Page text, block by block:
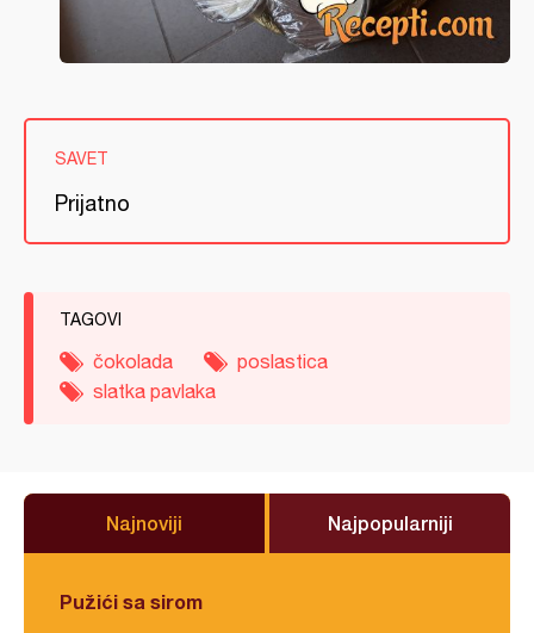
SAVET
Prijatno
TAGOVI
čokolada
poslastica
slatka pavlaka
Najnoviji Najpopularniji
Pužići sa sirom